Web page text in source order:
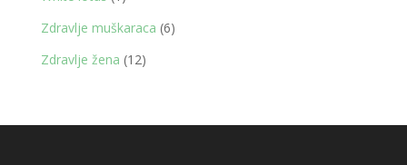
proizvod
Zdravlje muškaraca 66
Zdravlje žena 1212